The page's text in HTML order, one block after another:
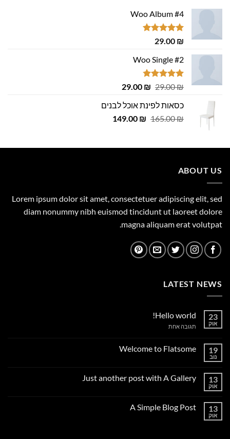
Woo Album #4
דורג5.00
29.00 ₪
Woo Single #2
דורג4.75
29.00₪
המחיר
היה:
29.00 ₪.
29.00 ₪
המחיר
הוא:
29.00 ₪.
כסאות לפינת אוכל לבנים
165.00₪
המחיר
165.00 ₪.
149.00 ₪
המחיר
149.00 ₪.
ABOUT US
Lorem ipsum dolor sit amet, consectetuer adipiscing elit, sed
diam nonummy nibh euismod tincidunt ut laoreet dolore
magna aliquam erat volutpat.
LATEST NEWS
23
אוק
Hello world!
תגובה אחתעל
19
נוב
Welcome to Flatsome
Welcome
13
אוק
Just another post with A Gallery
Just
13
אוק
A Simple Blog Post